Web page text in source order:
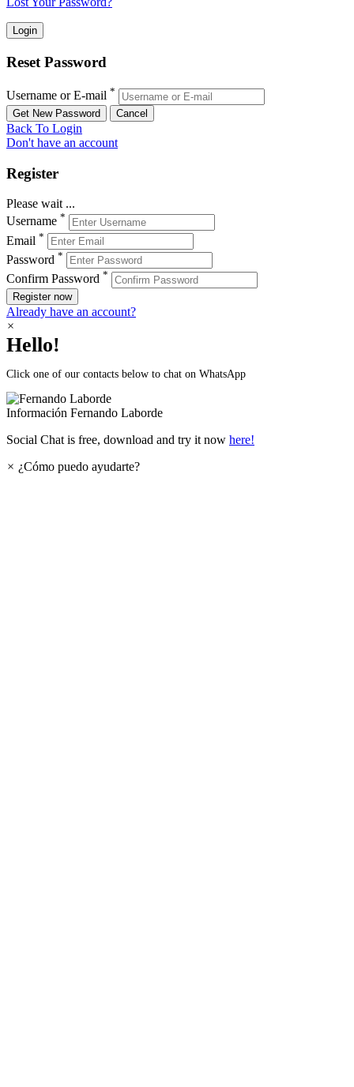
Reset Password
Username or E-mail *
Back To Login
Don't have an account
Register
Please wait ...
Username *
Email *
Password *
Confirm Password *
Register now
Already have an account?
×
Hello!
Click one of our contacts below to chat on WhatsApp
Información Fernando Laborde
Social Chat is free, download and try it now here!
× ¿Cómo puedo ayudarte?